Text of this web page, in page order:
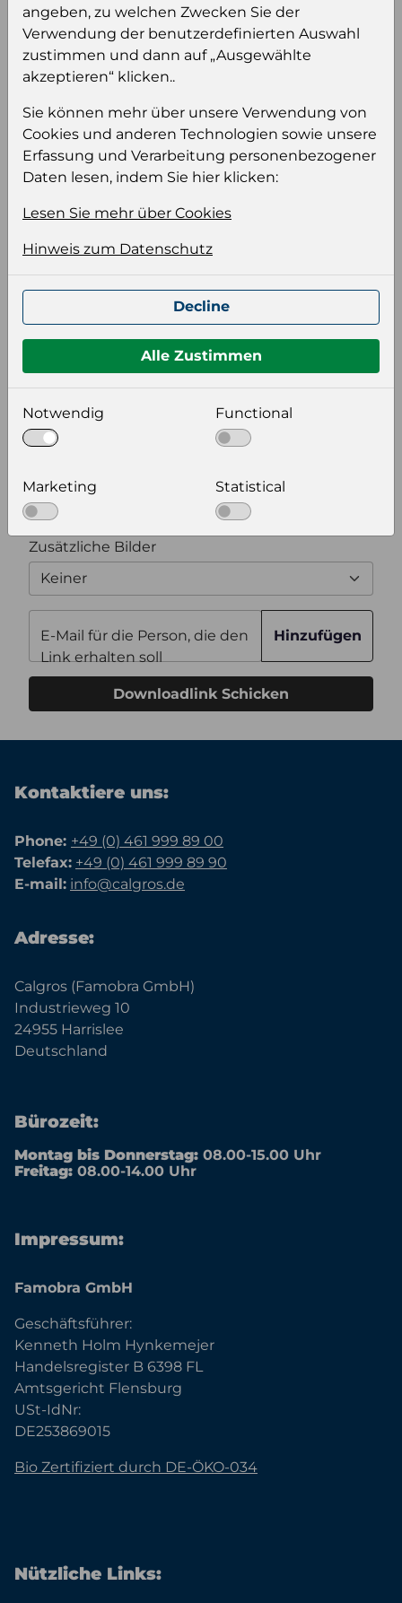
Produktinformation
Wählen Sie eine Sprache und ein Format für
Ihre Produktdatei aus
Sprache
Keiner
Format auswählen
wählen Sie eine Auflösung für Ihr Bild aus
Optional weitere Produktinformationen zum
Download auswählen
Zusätzliche Bilder
Keiner
E-Mail für die Person, die den
Link erhalten soll
Hinzufügen
Downloadlink Schicken
Kontaktiere uns:
Phone: +49 (0) 461 999 89 00
Telefax: +49 (0) 461 999 89 90
E-mail: info@calgros.de
Adresse:
Calgros (Famobra GmbH)
Industrieweg 10
24955 Harrislee
Deutschland
Bürozeit:
Montag bis Donnerstag: 08.00-15.00 Uhr
Freitag: 08.00-14.00 Uhr
Impressum:
Famobra GmbH
Geschäftsführer:
Kenneth Holm Hynkemejer
Handelsregister B 6398 FL
Amtsgericht Flensburg
USt-IdNr:
DE253869015
Bio Zertifiziert durch DE-ÖKO-034
Nützliche Links:
angeben, zu welchen Zwecken Sie der
Verwendung der benutzerdefinierten Auswahl
zustimmen und dann auf „Ausgewählte
akzeptieren“ klicken..
Sie können mehr über unsere Verwendung von
Cookies und anderen Technologien sowie unsere
Erfassung und Verarbeitung personenbezogener
Daten lesen, indem Sie hier klicken:
Lesen Sie mehr über Cookies
Hinweis zum Datenschutz
Decline
Alle Zustimmen
Notwendig Functional
Marketing Statistical